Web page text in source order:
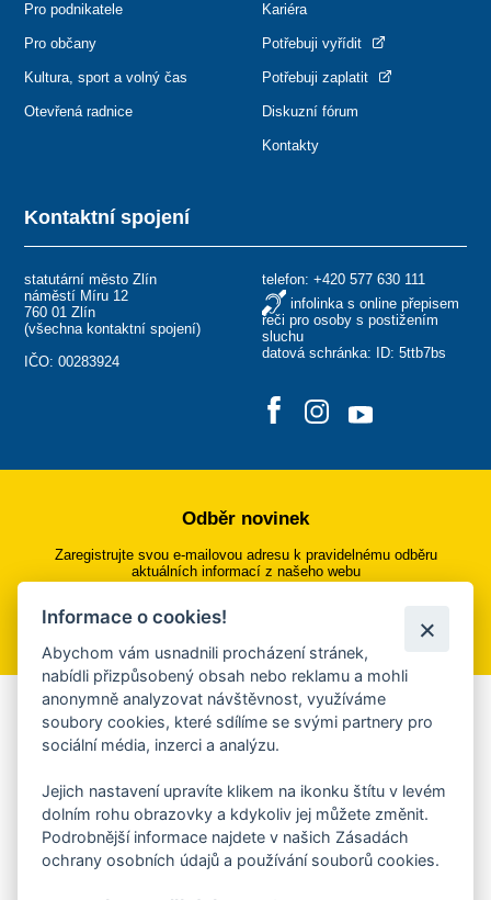
Kontaktní spojení
statutární město Zlín
náměstí Míru 12
760 01 Zlín
(všechna kontaktní spojení)
IČO: 00283924
telefon: +420 577 630 111
infolinka s online přepisem
řeči pro osoby s postižením
sluchu
datová schránka: ID: 5ttb7bs
Pro podnikatele
Pro občany
Kultura, sport a volný čas
Otevřená radnice
Kariéra
Potřebuji vyřídit
Potřebuji zaplatit
Diskuzní fórum
Kontakty
Odběr novinek
Zaregistrujte svou e-mailovou adresu k pravidelnému odběru
aktuálních informací z našeho webu
Přihlásit se k odběru
Aplikace Mobilní rozhlas
Chcete dostávat do svého mobilu či mailu upozornění na
ankety, pozvánky na kulturní a sportovní akce?
Více informací o aplikaci
Informace o cookies!
Abychom vám usnadnili procházení stránek,
nabídli přizpůsobený obsah nebo reklamu a mohli
anonymně analyzovat návštěvnost, využíváme
soubory cookies, které sdílíme se svými partnery pro
sociální média, inzerci a analýzu.
Jejich nastavení upravíte klikem na ikonku štítu v levém
dolním rohu obrazovky a kdykoliv jej můžete změnit.
Podrobnější informace najdete v našich Zásadách
ochrany osobních údajů a používání souborů cookies.